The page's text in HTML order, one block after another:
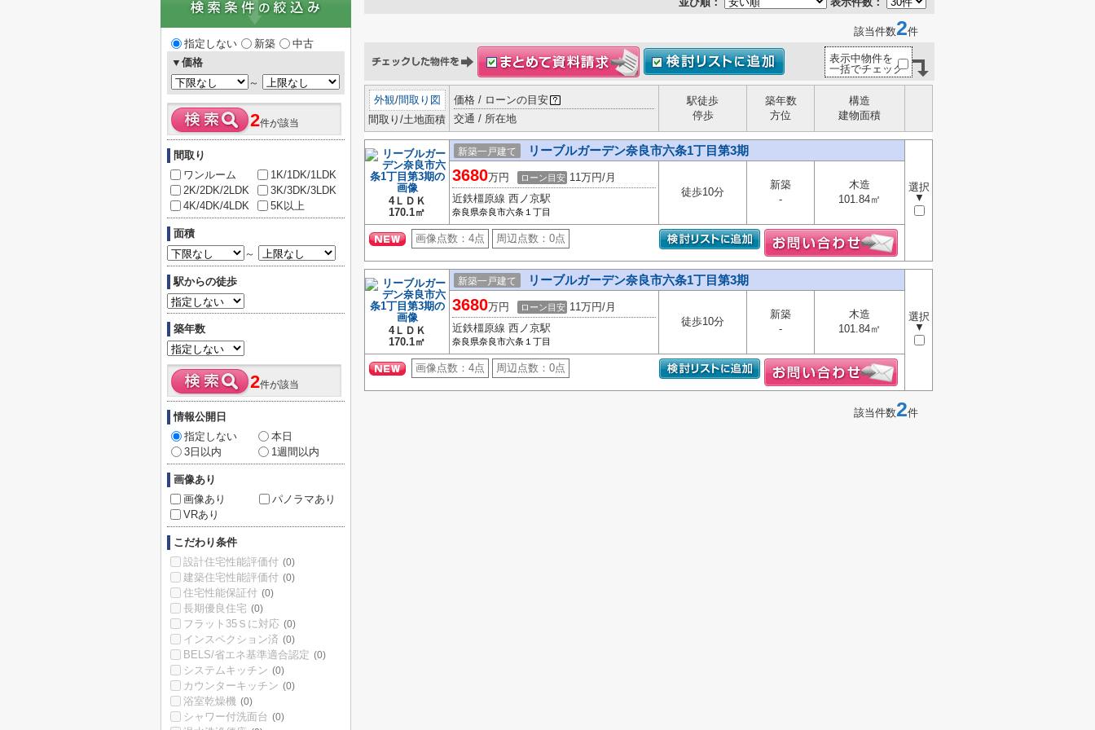
該当件数2件
表示中物件を
一括でチェック
外観/間取り図
間取り/土地面積
価格 / ローンの目安
交通 / 所在地
駅徒歩
停歩
築年数
方位
構造
建物面積
4ＬＤＫ
170.1㎡
新築一戸建て リーブルガーデン奈良市六条1丁目第3期
選択
▼
3680万円 ローン目安 11万円/月
近鉄橿原線 西ノ京駅
奈良県奈良市六条１丁目
徒歩10分
新築
-
木造
101.84㎡
画像点数： 4点 周辺点数： 0点
4ＬＤＫ
170.1㎡
新築一戸建て リーブルガーデン奈良市六条1丁目第3期
選択
▼
3680万円 ローン目安 11万円/月
近鉄橿原線 西ノ京駅
奈良県奈良市六条１丁目
徒歩10分
新築
-
木造
101.84㎡
画像点数： 4点 周辺点数： 0点
該当件数2件
指定しない 新築
中古
▼価格
～
2件が該当
間取り
ワンルーム
1K/1DK/1LDK
2K/2DK/2LDK
3K/3DK/3LDK
4K/4DK/4LDK
5K以上
面積
～
駅からの徒歩
築年数
2件が該当
情報公開日
指定しない
本日
3日以内
1週間以内
画像あり
画像あり
パノラマあり
VRあり
こだわり条件
設計住宅性能評価付 (0)
建築住宅性能評価付 (0)
住宅性能保証付 (0)
長期優良住宅 (0)
フラット35Ｓに対応 (0)
インスペクション済 (0)
BELS/省エネ基準適合認定 (0)
システムキッチン (0)
カウンターキッチン (0)
浴室乾燥機 (0)
シャワー付洗面台 (0)